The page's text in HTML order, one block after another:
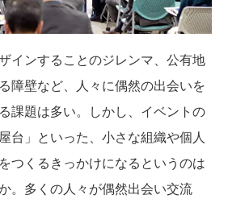
インすることのジレンマ、公有地
障壁など、人々に偶然の出会いを
課題は多い。しかし、イベントの
台」といった、小さな組織や個人
つくるきっかけになるというのは
。多くの人々が偶然出会い交流